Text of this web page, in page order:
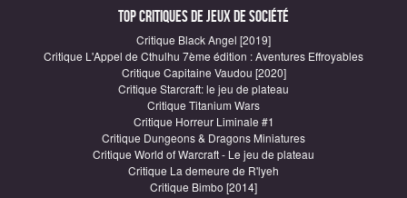
Top critiques de Jeux de société
Critique Black Angel [2019]
Critique L'Appel de Cthulhu 7ème édition : Aventures Effroyables
Critique Capitaine Vaudou [2020]
Critique Starcraft: le jeu de plateau
Critique Titanium Wars
Critique Horreur Liminale #1
Critique Dungeons & Dragons Miniatures
Critique World of Warcraft - Le jeu de plateau
Critique La demeure de R'lyeh
Critique Bimbo [2014]